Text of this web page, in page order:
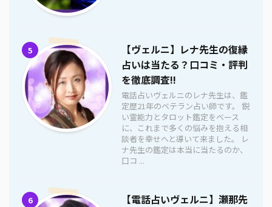
5
【ヴェルニ】レナ先生の復縁
占いは当たる？口コミ・評判
を徹底調査!!
電話占いヴェルニのレナ先生は、鑑
定歴21年のベテラン占い師です。 鋭
い霊能力とタロット鑑定をベース
に、これまで多くの悩みを抱える相
談者を幸せへと導いて来ました。 レ
ナ先生の鑑定は本当に当たるのか、
口コ ...
6
【電話占いヴェルニ】瀬那先